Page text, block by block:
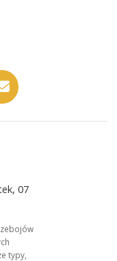
07
typy,